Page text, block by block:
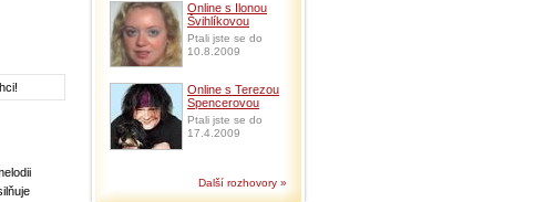
Online s Ilonou
Švihlíkovou
Ptali jste se do
10.8.2009
Online s Terezou
Spencerovou
Ptali jste se do
17.4.2009
Další rozhovory »